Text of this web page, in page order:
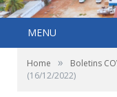
MENU
Home » Boletins
(16/12/2022)